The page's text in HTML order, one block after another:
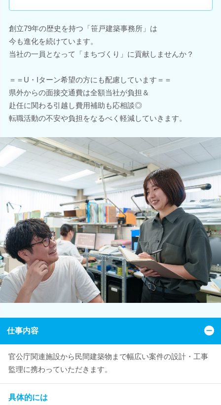
創立79年の歴史を持つ「笹戸建築事務所」は
今も進化を続けています。
当社の一員となって「まちづくり」に貢献しませんか？
＝＝U・Iターン希望の方にも配慮しています＝＝
県外からの面接交通費は全額当社が負担＆
赴任に関わる引越し費用補助も応相談◎
転職活動の不安や負担をなるべく軽減していきます。
仕事内容
官公庁関連施設から民間建築物まで幅広い案件の設計・工事
監理に携わっていただきます。
具体的には